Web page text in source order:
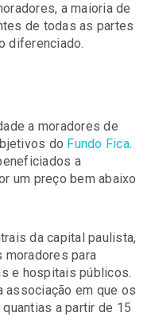
a maioria de
de todas as partes
diferenciado.
a moradores de
do Fundo Fica.
a
um preço bem abaixo
da capital paulista,
para
e hospitais públicos.
associação em que os
a partir de 15